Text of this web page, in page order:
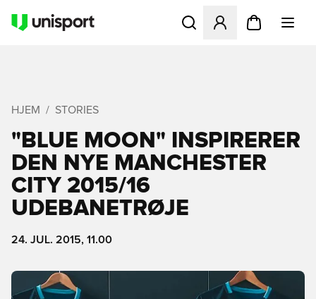
Åbner en Modal til at
HJEM STORIES
"BLUE MOON" INSPIRERER
DEN NYE MANCHESTER
CITY 2015/16
UDEBANETRØJE
24. JUL. 2015, 11.00